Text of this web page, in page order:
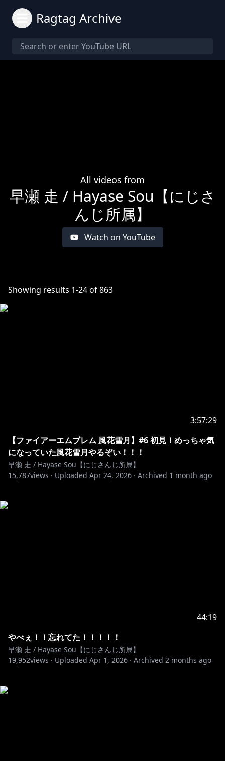
Ragtag Archive
All videos from
早瀬 走 / Hayase Sou【にじさ
んじ所属】
Watch on YouTube
Showing results 1-24of863
3:57:29
【ファイアーエムブレム 風花雪月】#6 初見！めっちゃ気
になっていた風花雪月やるぞい！！！
早瀬 走 / Hayase Sou【にじさんじ所属】
15,787views · Uploaded Apr 24, 2026 · Archived 1 month ago
44:19
やべぇ！！忘れてた！！！！！
早瀬 走 / Hayase Sou【にじさんじ所属】
19,952views · Uploaded Apr 1, 2026 · Archived 2 months ago